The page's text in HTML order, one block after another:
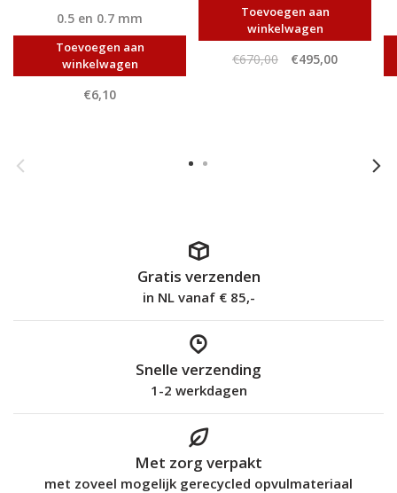
0.5 en 0.7 mm
Toevoegen aan
winkelwagen
€6,10
Toevoegen aan
winkelwagen
€670,00 €495,00
Gratis verzenden
in NL vanaf € 85,-
Snelle verzending
1-2 werkdagen
Met zorg verpakt
met zoveel mogelijk gerecycled opvulmateriaal